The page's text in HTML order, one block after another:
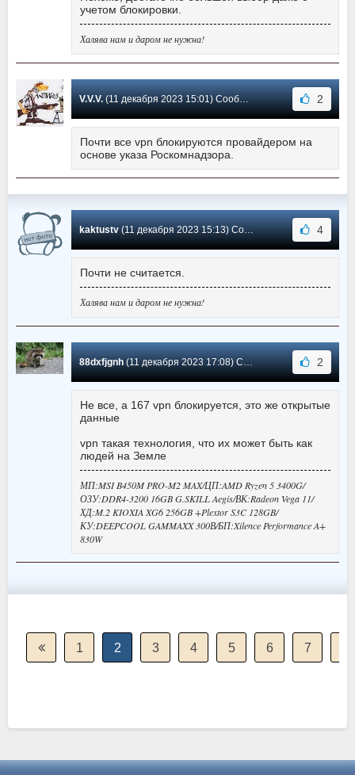
учетом блокировки.
Халява нам и даром не нужна!
V.V.V.(11 декабря 2023 15:01) Сообщение #153 2
Почти все vpn блокируются провайдером на
основе указа Роскомнадзора.
kaktustv(11 декабря 2023 15:13) Сообщение #152 4
Почти не считается.
Халява нам и даром не нужна!
88dxfjgnh(11 декабря 2023 17:08) Сообщение #151 2
Не все, а 167 vpn блокируется, это же открытые
данные
vpn такая технология, что их может быть как
людей на Земле
МП:MSI B450M PRO-M2 MAX/ЦП:AMD Ryzen 5 3400G/
ОЗУ:DDR4-3200 16GB G.SKILL Aegis/ВК:Radeon Vega 11/
ХД:M.2 KIOXIA XG6 256GB +Plextor S3C 128GB/
КУ:DEEPCOOL GAMMAXX 300В/БП:Xilence Performance A+
830W
1 2 3 4 5 6 7